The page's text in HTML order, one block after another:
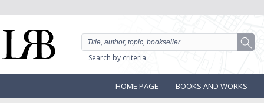
Search by criteria
HOME PAGE BOOKS AND WORKS